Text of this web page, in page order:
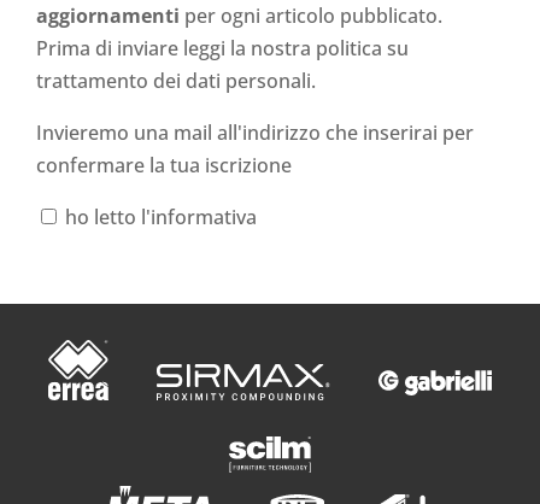
aggiornamenti per ogni articolo pubblicato.
Prima di inviare leggi la nostra politica su
trattamento dei dati personali.
Invieremo una mail all'indirizzo che inserirai per
confermare la tua iscrizione
ho letto l'informativa